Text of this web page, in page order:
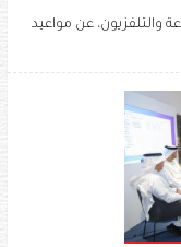
والتلفزيون، عن مواعيد